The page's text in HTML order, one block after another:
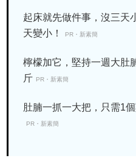
起床就先做件事，沒三天
天變小！
PR・新素簡
檸檬加它，堅持一週大肚
斤 PR・新素簡
肚腩一抓一大把，只需1
PR・新素簡